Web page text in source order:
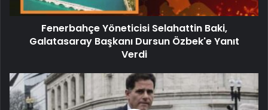
Fenerbahçe Yöneticisi Selahattin Baki,
Galatasaray Başkanı Dursun Özbek'e Yanıt
Verdi